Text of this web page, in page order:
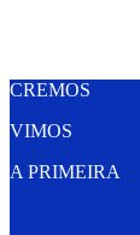
CREMOS
VIMOS
A PRIMEIRA